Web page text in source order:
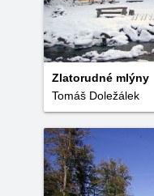
Zlatorudné mlýny
Tomáš Doležálek